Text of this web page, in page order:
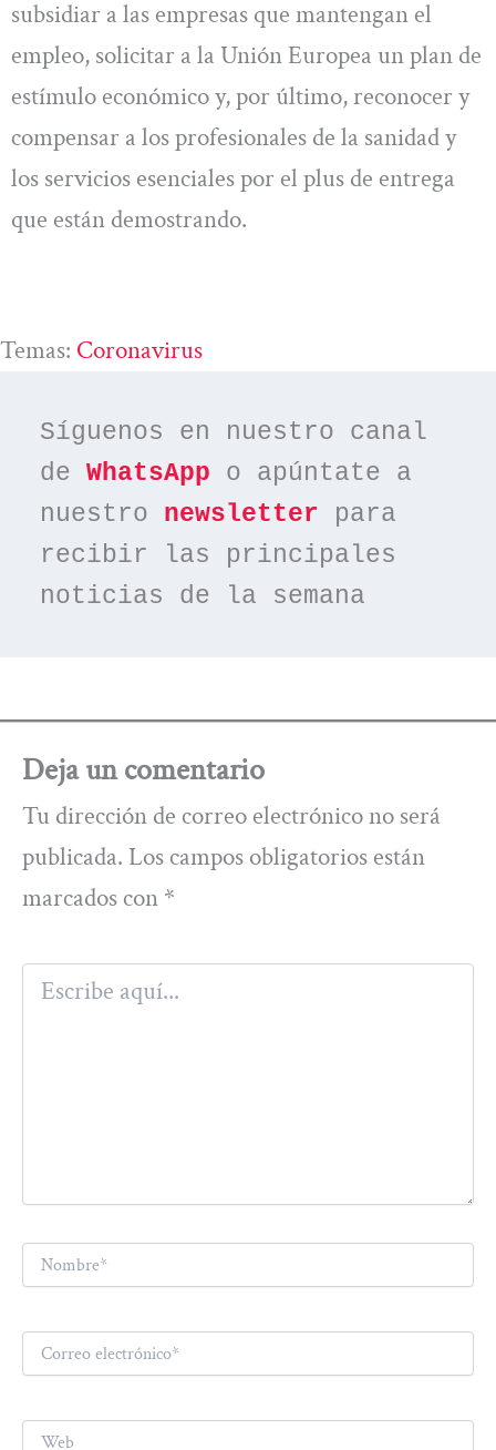
subsidiar a las empresas que mantengan el
empleo, solicitar a la Unión Europea un plan de
estímulo económico y, por último, reconocer y
compensar a los profesionales de la sanidad y
los servicios esenciales por el plus de entrega
que están demostrando.
Temas: Coronavirus
Síguenos en nuestro canal
de WhatsApp o apúntate a
nuestro newsletter para
recibir las principales
noticias de la semana
Deja un comentario
Tu dirección de correo electrónico no será
publicada. Los campos obligatorios están
marcados con *
Escribe
aquí...
Correo
electrónico*
Web